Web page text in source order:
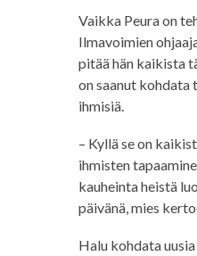
Vaikka Peura on
Ilmavoimien
pitää hän kaikista
on saanut kohdata
ihmisiä.
– Kyllä se on
ihmisten
kauheinta heistä
päivänä, mies
Halu kohdata